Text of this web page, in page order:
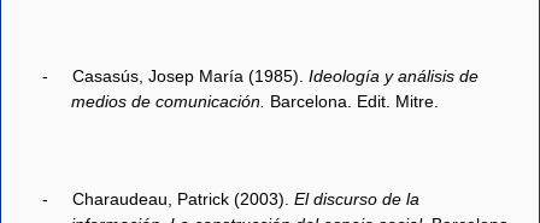
- Casasús, Josep María (1985). Ideología y análisis de
medios de comunicación. Barcelona. Edit. Mitre.
- Charaudeau, Patrick (2003). El discurso de la